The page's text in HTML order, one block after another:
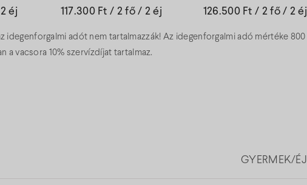
éj 117.300 Ft / 2 fő / 2 éj 126.500 Ft / 2 fő / 2 éj
idegenforgalmi adót nem tartalmazzák! Az idegenforgalmi adó mértéke 800
a vacsora 10% szervízdíjat tartalmaz.
GYERMEK/ÉJ